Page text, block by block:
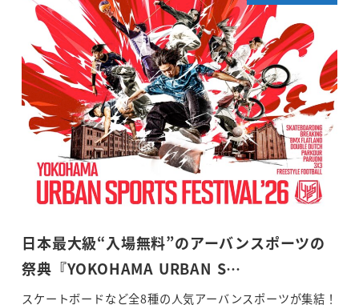
日本最大級“入場無料”のアーバンスポーツの
祭典『YOKOHAMA URBAN S…
スケートボードなど全8種の人気アーバンスポーツが集結！